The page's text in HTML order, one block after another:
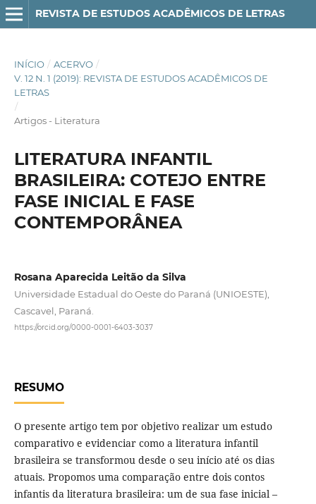
REVISTA DE ESTUDOS ACADÊMICOS DE LETRAS
INÍCIO / ACERVO /
V. 12 N. 1 (2019): REVISTA DE ESTUDOS ACADÊMICOS DE
LETRAS
/
Artigos - Literatura
LITERATURA INFANTIL
BRASILEIRA: COTEJO ENTRE
FASE INICIAL E FASE
CONTEMPORÂNEA
Rosana Aparecida Leitão da Silva
Universidade Estadual do Oeste do Paraná (UNIOESTE),
Cascavel, Paraná.
https://orcid.org/0000-0001-6403-3037
RESUMO
O presente artigo tem por objetivo realizar um estudo
comparativo e evidenciar como a literatura infantil
brasileira se transformou desde o seu início até os dias
atuais. Propomos uma comparação entre dois contos
infantis da literatura brasileira: um de sua fase inicial –